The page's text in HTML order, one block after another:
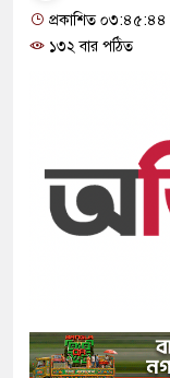
প্রকাশিত ০৩:৪৫:৪৪
১৩২ বার পঠিত